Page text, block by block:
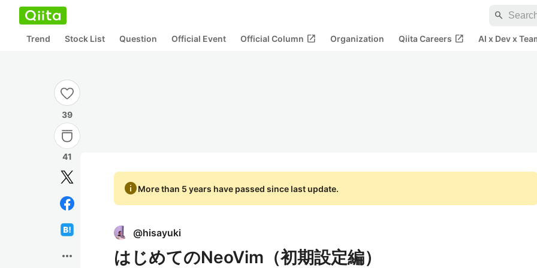
search
Trend Stock List Question Official Event Official Column open_in_new Organization Qiita Careers open_in_new AI x Dev x
39
41
more_horiz
infoMore than 5 years have passed since last update.
@hisayuki
はじめてのNeoVim（初期設定編）